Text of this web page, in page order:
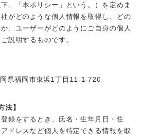
、「本ポリシー」という。）を定めま
がどのような個人情報を取得し、どの
、ユーザーがどのようにご自身の個人
説明するものです。
県福岡市東浜1丁目11-1-720
法】
録をするとき、氏名・生年月日・住
ドレスなど個人を特定できる情報を取